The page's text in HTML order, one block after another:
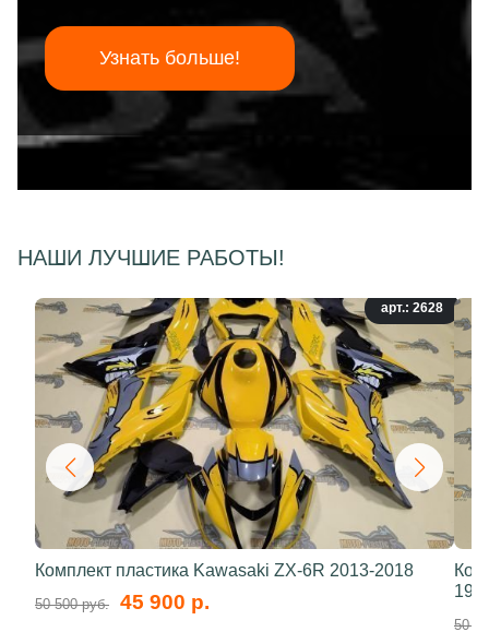
Узнать больше!
НАШИ ЛУЧШИЕ РАБОТЫ!
арт.: 2628
Комплект пластика Kawasaki ZX-6R 2013-2018
50 500 руб. 45 900 р.
50